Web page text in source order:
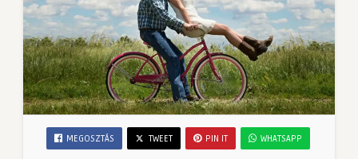
MEGOSZTÁS TWEET PIN IT WHATSAPP